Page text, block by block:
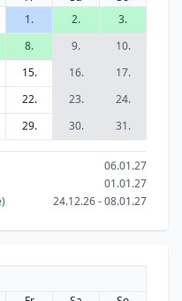
1.
2.
3.
8. 9.
10.
15. 16.
17.
22. 23.
24.
29. 30. 31.
06.01.27
01.01.27
24.12.26 - 08.01.27